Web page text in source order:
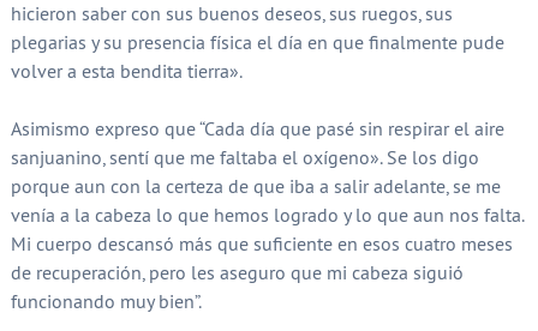
hicieron saber con sus buenos deseos, sus ruegos, sus
plegarias y su presencia física el día en que finalmente pude
volver a esta bendita tierra».
Asimismo expreso que “Cada día que pasé sin respirar el aire
sanjuanino, sentí que me faltaba el oxígeno». Se los digo
porque aun con la certeza de que iba a salir adelante, se me
venía a la cabeza lo que hemos logrado y lo que aun nos falta.
Mi cuerpo descansó más que suficiente en esos cuatro meses
de recuperación, pero les aseguro que mi cabeza siguió
funcionando muy bien”.